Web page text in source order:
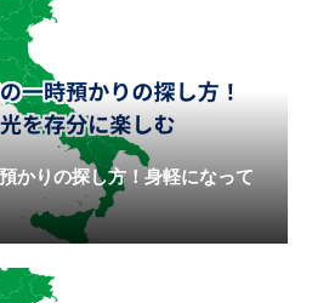
かりの探し方！身軽になって